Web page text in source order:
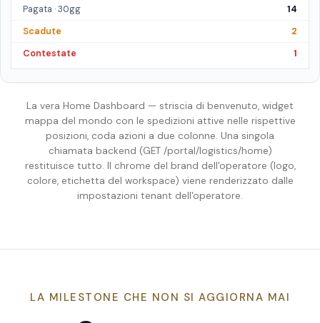
Pagata · 30gg
14
Scadute
2
Contestate
1
La vera Home Dashboard — striscia di benvenuto, widget
mappa del mondo con le spedizioni attive nelle rispettive
posizioni, coda azioni a due colonne. Una singola
chiamata backend (GET /portal/logistics/home)
restituisce tutto. Il chrome del brand dell'operatore (logo,
colore, etichetta del workspace) viene renderizzato dalle
impostazioni tenant dell'operatore.
LA MILESTONE CHE NON SI AGGIORNA MAI